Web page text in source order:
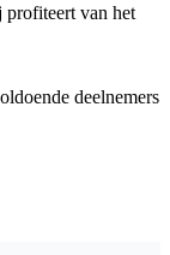
profiteert van het
deelnemers